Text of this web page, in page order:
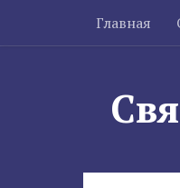
Skip to content
Главная